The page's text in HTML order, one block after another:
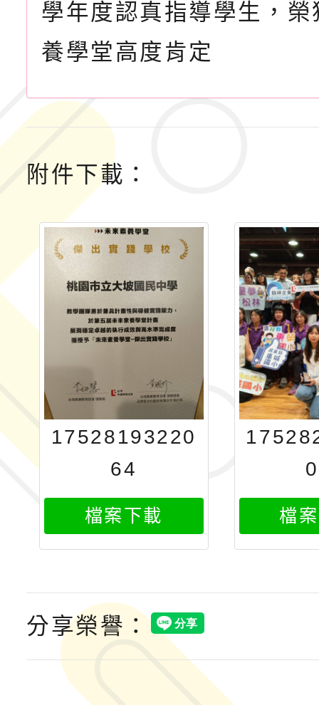
學年度認真指導學生，
養學堂高度肯定
附件下載：
17528193220
64
檔案下載 檔
分享榮譽：